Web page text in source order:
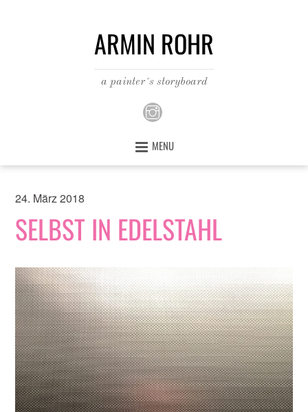
ARMIN ROHR
a painter´s storyboard
MENU
24. März 2018
SELBST IN EDELSTAHL